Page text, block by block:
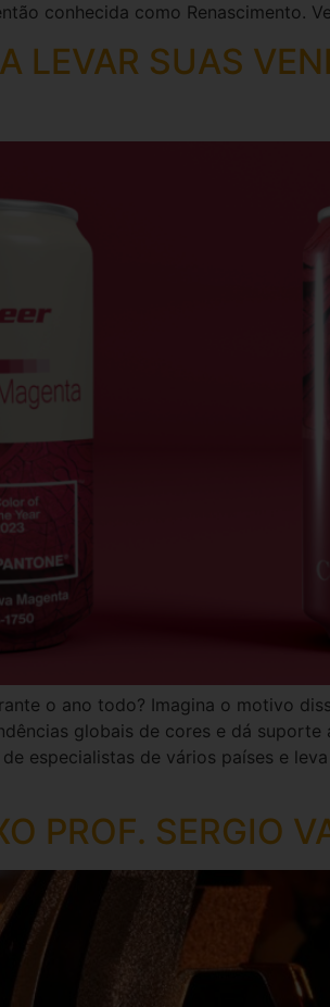
conhecida como Renascimento.
LEVAR SUAS
o ano todo? Imagina o motivo
globais de cores e dá
especialistas de vários países e
PROF. SERGIO